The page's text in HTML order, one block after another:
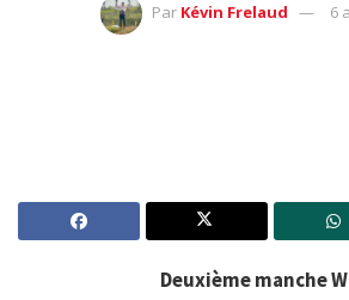
Par Kévin Frelaud 6
Deuxième manche